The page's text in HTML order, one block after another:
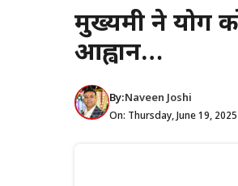
मुख्यमंत्री ने
आह्वान…
By:Naveen Joshi
On: Thursday, June 19,